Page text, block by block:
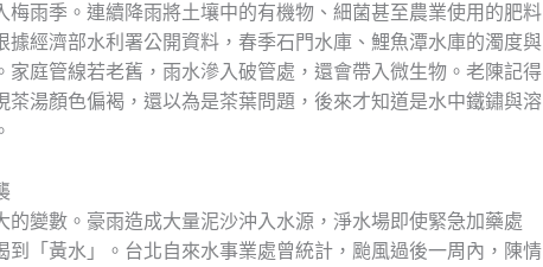
梅雨季。連續降雨將土壤中的有機物、細菌甚至農業使用的肥料
據經濟部水利署公開資料，春季石門水庫、鯉魚潭水庫的濁度與
家庭管線若老舊，雨水滲入破管處，還會帶入微生物。老陳記得
茶湯顏色偏褐，還以為是茶葉問題，後來才知道是水中鐵鏽與溶
的變數。豪雨造成大量泥沙沖入水源，淨水場即使緊急加藥處
到「黃水」。台北自來水事業處曾統計，颱風過後一周內，陳情